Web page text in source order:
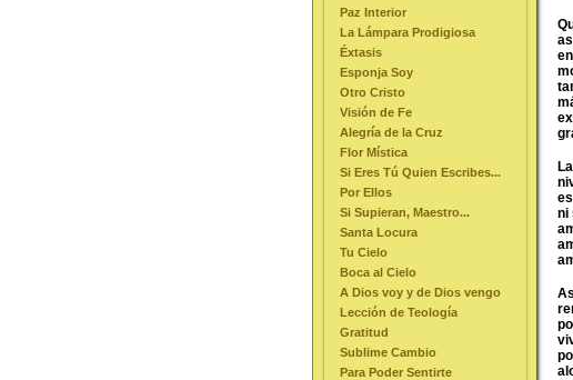
Paz Interior
La Lámpara Prodigiosa
Éxtasis
Esponja Soy
Otro Cristo
Visión de Fe
Alegría de la Cruz
Flor Mística
Si Eres Tú Quien Escribes...
Por Ellos
Si Supieran, Maestro...
Santa Locura
Tu Cielo
Boca al Cielo
A Dios voy y de Dios vengo
Lección de Teología
Gratitud
Sublime Cambio
Para Poder Sentirte
ni